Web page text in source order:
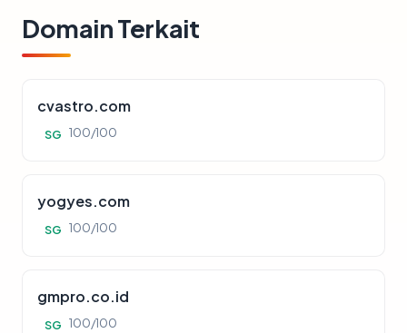
Domain Terkait
cvastro.com
SG 100/100
yogyes.com
SG 100/100
gmpro.co.id
SG 100/100